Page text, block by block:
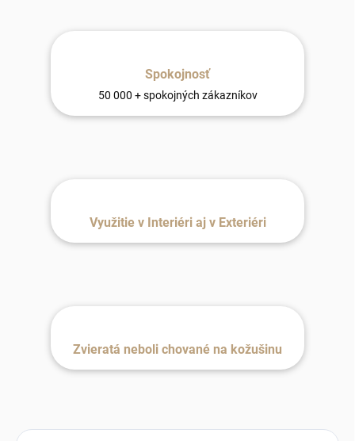
Spokojnosť
50 000 + spokojných zákazníkov
Využitie v Interiéri aj v Exteriéri
Zvieratá neboli chované na kožušinu